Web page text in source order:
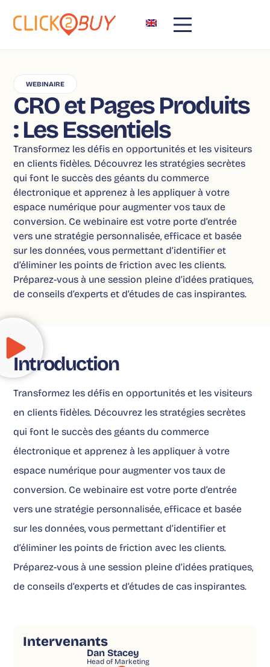
WEBINAIRE
CRO et Pages Produits
: Les Essentiels
Transformez les défis en opportunités et les visiteurs
en clients fidèles. Découvrez les stratégies secrètes
qui font le succès des géants du commerce
électronique et apprenez à les appliquer à votre
espace numérique pour augmenter vos taux de
conversion. Ce webinaire est votre porte d’entrée
vers une stratégie personnalisée, efficace et basée
sur les données, vous permettant d’identifier et
d’éliminer les points de friction avec les clients.
Préparez-vous à une session pleine d’idées pratiques,
de conseils d’experts et d’études de cas inspirantes.
Introduction
Transformez les défis en opportunités et les visiteurs
en clients fidèles. Découvrez les stratégies secrètes
qui font le succès des géants du commerce
électronique et apprenez à les appliquer à votre
espace numérique pour augmenter vos taux de
conversion. Ce webinaire est votre porte d’entrée
vers une stratégie personnalisée, efficace et basée
sur les données, vous permettant d’identifier et
d’éliminer les points de friction avec les clients.
Préparez-vous à une session pleine d’idées pratiques,
de conseils d’experts et d’études de cas inspirantes.
Intervenants
Dan Stacey
Head of Marketing